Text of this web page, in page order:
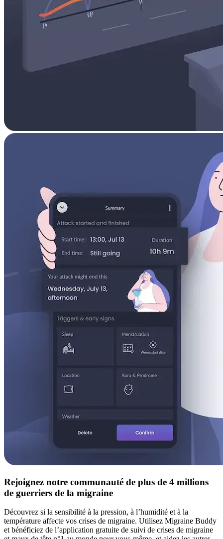
Rejoignez notre communauté de plus de 4 millions
de guerriers de la migraine
Découvrez si la sensibilité à la pression, à l’humidité et à la
température affecte vos crises de migraine. Utilisez Migraine Buddy
et bénéficiez de l’application gratuite de suivi de crises de migraine